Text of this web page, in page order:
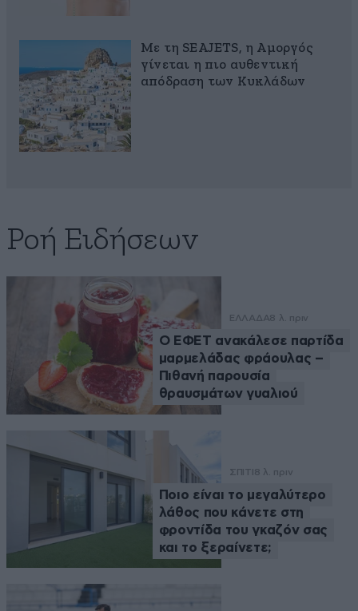
Με τη SEAJETS, η Αμοργός
γίνεται η πιο αυθεντική
απόδραση των Κυκλάδων
Ροή Ειδήσεων
ΕΛΛΑΔΑ8 λ. πριν
Ο ΕΦΕΤ ανακάλεσε παρτίδα
μαρμελάδας φράουλας –
Πιθανή παρουσία
θραυσμάτων γυαλιού
ΣΠΙΤΙ8 λ. πριν
Ποιο είναι το μεγαλύτερο
λάθος που κάνετε στη
φροντίδα του γκαζόν σας
και το ξεραίνετε;